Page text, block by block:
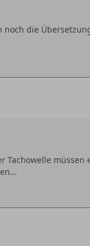
noch die
Tachowelle müssen